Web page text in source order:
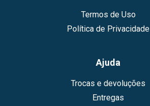
Termos de Uso
Política de Privacidade
Ajuda
Trocas e devoluções
Entregas